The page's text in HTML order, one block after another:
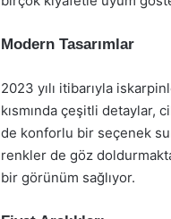
Modern Tasarımlar
2023 yılı itibarıyla
kısmında çeşitli detaylar,
de konforlu bir seçenek
renkler de göz
bir görünüm sağlıyor.